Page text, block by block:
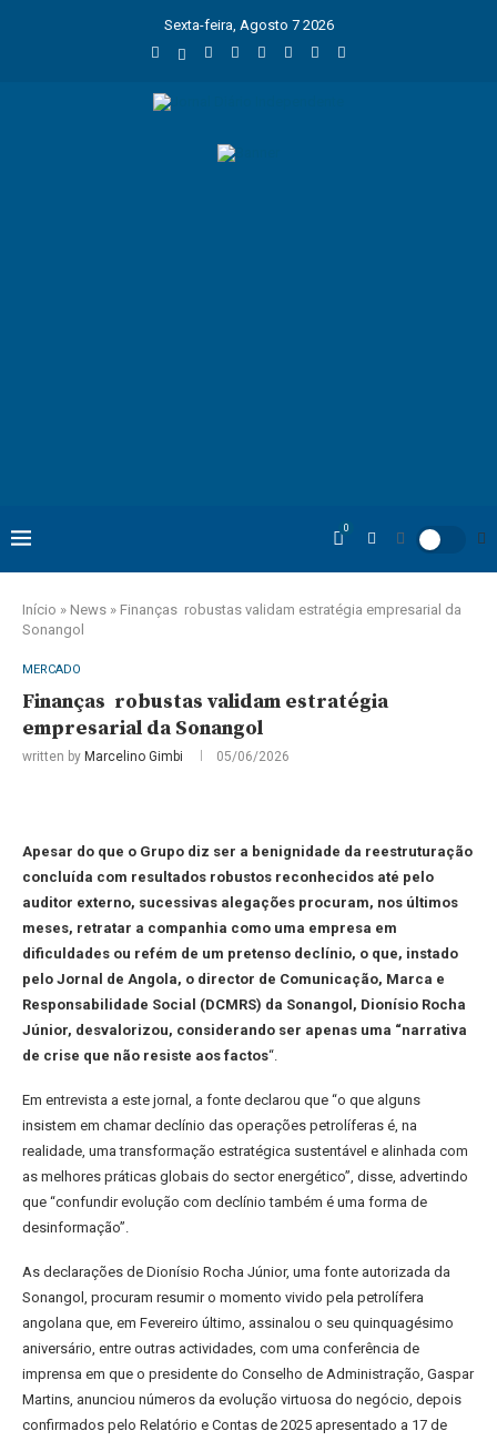
Sexta-feira, Agosto 7 2026
0
Início » News » Finanças robustas validam estratégia empresarial da
Sonangol
MERCADO
Finanças robustas validam estratégia
empresarial da Sonangol
written by Marcelino Gimbi 05/06/2026
Apesar do que o Grupo diz ser a benignidade da reestruturação
concluída com resultados robustos reconhecidos até pelo
auditor externo, sucessivas alegações procuram, nos últimos
meses, retratar a companhia como uma empresa em
dificuldades ou refém de um pretenso declínio, o que, instado
pelo Jornal de Angola, o director de Comunicação, Marca e
Responsabilidade Social (DCMRS) da Sonangol, Dionísio Rocha
Júnior, desvalorizou, considerando ser apenas uma “narrativa
de crise que não resiste aos factos“.
Em entrevista a este jornal, a fonte declarou que “o que alguns
insistem em chamar declínio das operações petrolíferas é, na
realidade, uma transformação estratégica sustentável e alinhada com
as melhores práticas globais do sector energético”, disse, advertindo
que “confundir evolução com declínio também é uma forma de
desinformação”.
As declarações de Dionísio Rocha Júnior, uma fonte autorizada da
Sonangol, procuram resumir o momento vivido pela petrolífera
angolana que, em Fevereiro último, assinalou o seu quinquagésimo
aniversário, entre outras actividades, com uma conferência de
imprensa em que o presidente do Conselho de Administração, Gaspar
Martins, anunciou números da evolução virtuosa do negócio, depois
confirmados pelo Relatório e Contas de 2025 apresentado a 17 de